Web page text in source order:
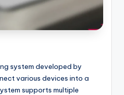
system developed by
various devices into a
supports multiple